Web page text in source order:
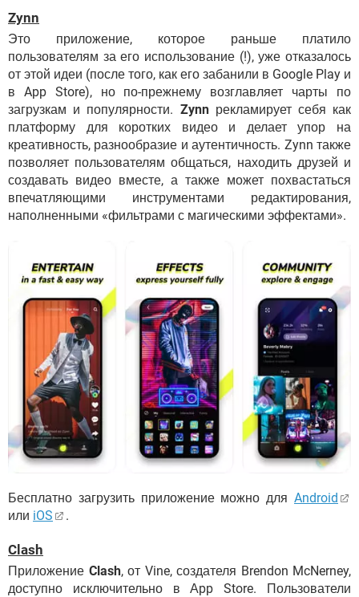
Zynn
Это приложение, которое раньше платило
пользователям за его использование (!), уже отказалось
от этой идеи (после того, как его забанили в Google Play и
в App Store), но по-прежнему возглавляет чарты по
загрузкам и популярности. Zynnрекламирует себя как
платформу для коротких видео и делает упор на
креативность, разнообразие и аутентичность. Zynn также
позволяет пользователям общаться, находить друзей и
создавать видео вместе, а также может похвастаться
впечатляющими инструментами редактирования,
наполненными «фильтрами с магическими эффектами».
Бесплатно загрузить приложение можно для Android
или iOS .
Clash
Приложение Clash, от Vine, создателя Brendon McNerney,
доступно исключительно в Аpp Store. Пользователи